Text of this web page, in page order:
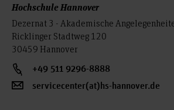
Hochschule Hannover
Dezernat 3 - Akademische
Ricklinger Stadtweg 120
30459 Hannover
+49 511 9296-8888
servicecenter(at)hs-hannover.de